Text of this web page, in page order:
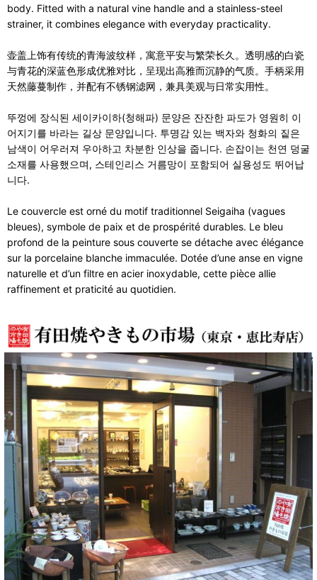
body. Fitted with a natural vine handle and a stainless-steel
strainer, it combines elegance with everyday practicality.
壶盖上饰有传统的青海波纹样，寓意平安与繁荣长久。透明感的白瓷
与青花的深蓝色形成优雅对比，呈现出高雅而沉静的气质。手柄采用
天然藤蔓制作，并配有不锈钢滤网，兼具美观与日常实用性。
뚜껑에 장식된 세이카이하(청해파) 문양은 잔잔한 파도가 영원히 이
어지기를 바라는 길상 문양입니다. 투명감 있는 백자와 청화의 짙은
남색이 어우러져 우아하고 차분한 인상을 줍니다. 손잡이는 천연 덩굴
소재를 사용했으며, 스테인리스 거름망이 포함되어 실용성도 뛰어납
니다.
Le couvercle est orné du motif traditionnel Seigaiha (vagues
bleues), symbole de paix et de prospérité durables. Le bleu
profond de la peinture sous couverte se détache avec élégance
sur la porcelaine blanche immaculée. Dotée d’une anse en vigne
naturelle et d’un filtre en acier inoxydable, cette pièce allie
raffinement et praticité au quotidien.